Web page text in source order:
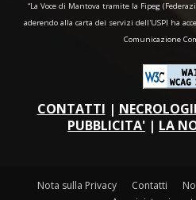
“La Voce di Mantova tramite la Fipeg
aderendo alla carta dei servizi dell'USPI ha
Comunicazione
CONTATTI |
PUBBLICITA' | LA
Nota sulla Privacy Contatti